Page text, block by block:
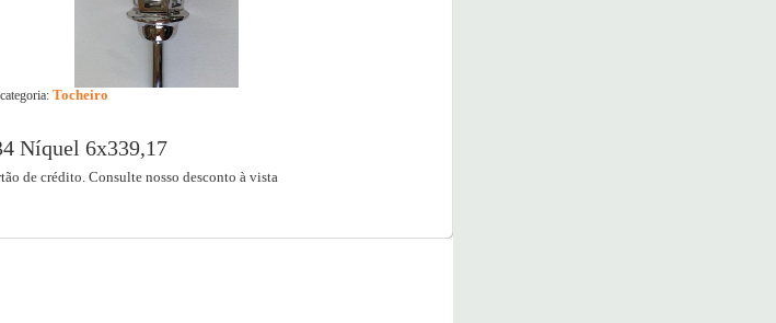
Tocheiro
Níquel 6x339,17
de crédito. Consulte nosso desconto à vista